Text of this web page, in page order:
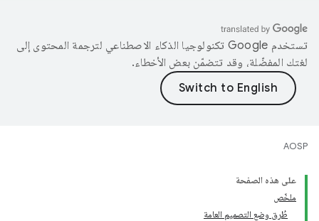
تستخدم Google تكنولوجيا الذكاء الاصطناعي لترجمة المحتوى إلى
لغتك المفضّلة، وقد تتضمّن بعض الأخطاء.
AOSP
على هذه الصفحة
ملخّص
طُرق وضع التصميم العامة